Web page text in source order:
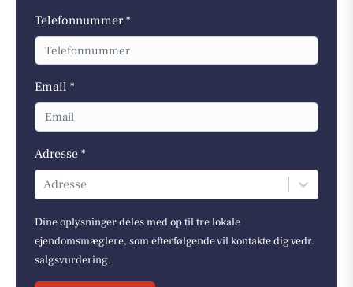
Telefonnummer *
Email *
Adresse *
Adresse
Dine oplysninger deles med op til tre lokale
ejendomsmæglere, som efterfølgende vil kontakte dig vedr.
salgsvurdering.